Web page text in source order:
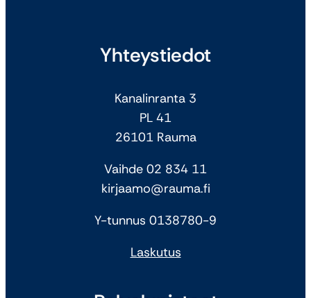
Yhteystiedot
Kanalinranta 3
PL 41
26101 Rauma
Vaihde 02 834 11
kirjaamo@rauma.fi
Y-tunnus 0138780-9
Laskutus